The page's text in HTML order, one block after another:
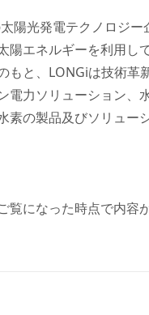
陽光発電テクノロジ
陽エネルギーを利用
もと、LONGiは技術
電力ソリューション
の製品及びソリュー
になった時点で内容